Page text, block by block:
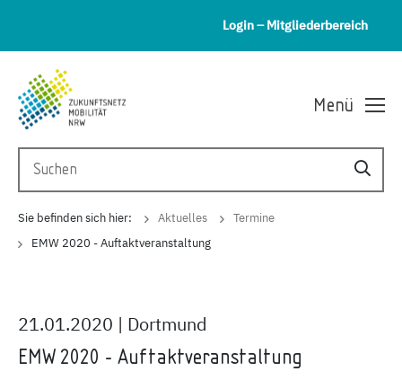
Login – Mitgliederbereich
Menü
Sie befinden sich hier: Aktuelles
Termine
EMW 2020 - Auftaktveranstaltung
21.01.2020 | Dortmund
EMW 2020 - Auftaktveranstaltung